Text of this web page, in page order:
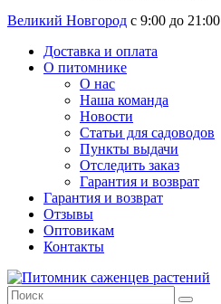
Великий Новгород с 9:00 до 21:00
Доставка и оплата
О питомнике
О нас
Наша команда
Новости
Статьи для садоводов
Пункты выдачи
Отследить заказ
Гарантия и возврат
Гарантия и возврат
Отзывы
Оптовикам
Контакты